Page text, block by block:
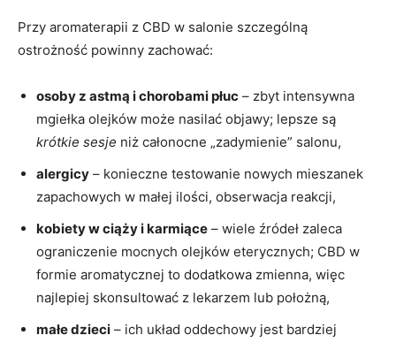
Przy aromaterapii z CBD w salonie szczególną
ostrożność powinny zachować:
osoby z astmą i chorobami płuc – zbyt intensywna
mgiełka olejków może nasilać objawy; lepsze są
krótkie sesje niż całonocne „zadymienie” salonu,
alergicy – konieczne testowanie nowych mieszanek
zapachowych w małej ilości, obserwacja reakcji,
kobiety w ciąży i karmiące – wiele źródeł zaleca
ograniczenie mocnych olejków eterycznych; CBD w
formie aromatycznej to dodatkowa zmienna, więc
najlepiej skonsultować z lekarzem lub położną,
małe dzieci – ich układ oddechowy jest bardziej